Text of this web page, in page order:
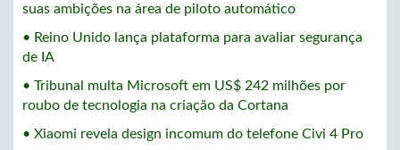
suas ambições na área de piloto automático
• Reino Unido lança plataforma para avaliar segurança
de IA
• Tribunal multa Microsoft em US$ 242 milhões por
roubo de tecnologia na criação da Cortana
• Xiaomi revela design incomum do telefone Civi 4 Pro